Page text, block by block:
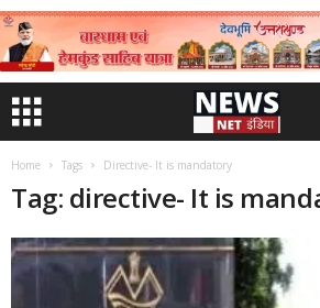
Home Tags Directive- It is mandatory
Tag: directive- It is